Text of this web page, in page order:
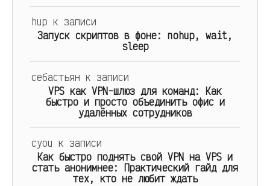
hup к записи
Запуск скриптов в фоне: nohup, wait,
sleep
себастьян к записи
VPS как VPN-шлюз для команд: Как
быстро и просто объединить офис и
удалённых сотрудников
cyou к записи
Как быстро поднять свой VPN на VPS и
стать анонимнее: Практический гайд для
тех, кто не любит ждать